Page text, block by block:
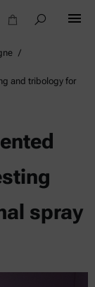
and tribology for
spray